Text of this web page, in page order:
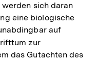
sich daran
eine biologische
auf
zur
das Gutachten des